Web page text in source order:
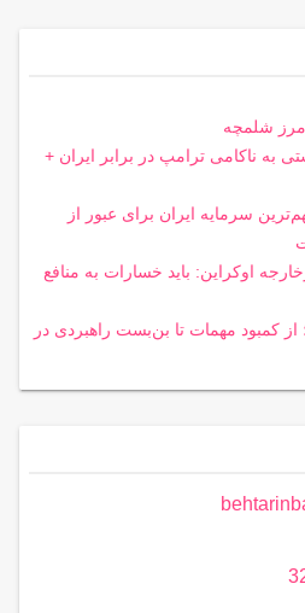
مرز شلمچه
به ناکامی ترامپ در برابر ایران +
سرمایه ایران برای عبور از
اوکراین: باید خسارات به منافع
از کمبود مهمات تا بن‌بست راهبردی در